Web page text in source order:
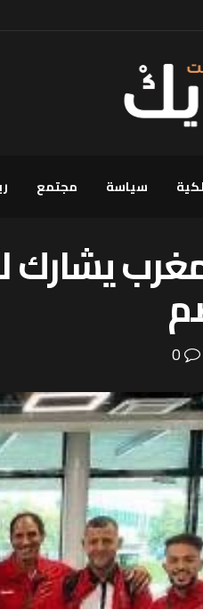
سياسة مجتمع